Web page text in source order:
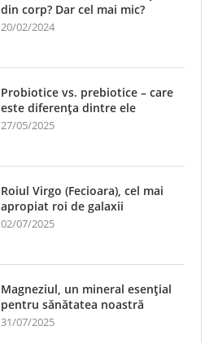
din corp? Dar cel mai mic?
20/02/2024
Probiotice vs. prebiotice – care
este diferența dintre ele
27/05/2025
Roiul Virgo (Fecioara), cel mai
apropiat roi de galaxii
02/07/2025
Magneziul, un mineral esențial
pentru sănătatea noastră
31/07/2025